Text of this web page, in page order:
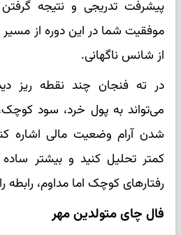
پیشرفت تدریجی و نتیجه
موفقیت شما در این دوره از
از شانس ناگهانی.
در ته فنجان چند نقطه ریز
می‌تواند به پول خرد، سود
شدن آرام وضعیت مالی اشاره
کمتر تحلیل کنید و بیشتر
رفتارهای کوچک اما مداوم، رابطه
فال چای متولدین مهر